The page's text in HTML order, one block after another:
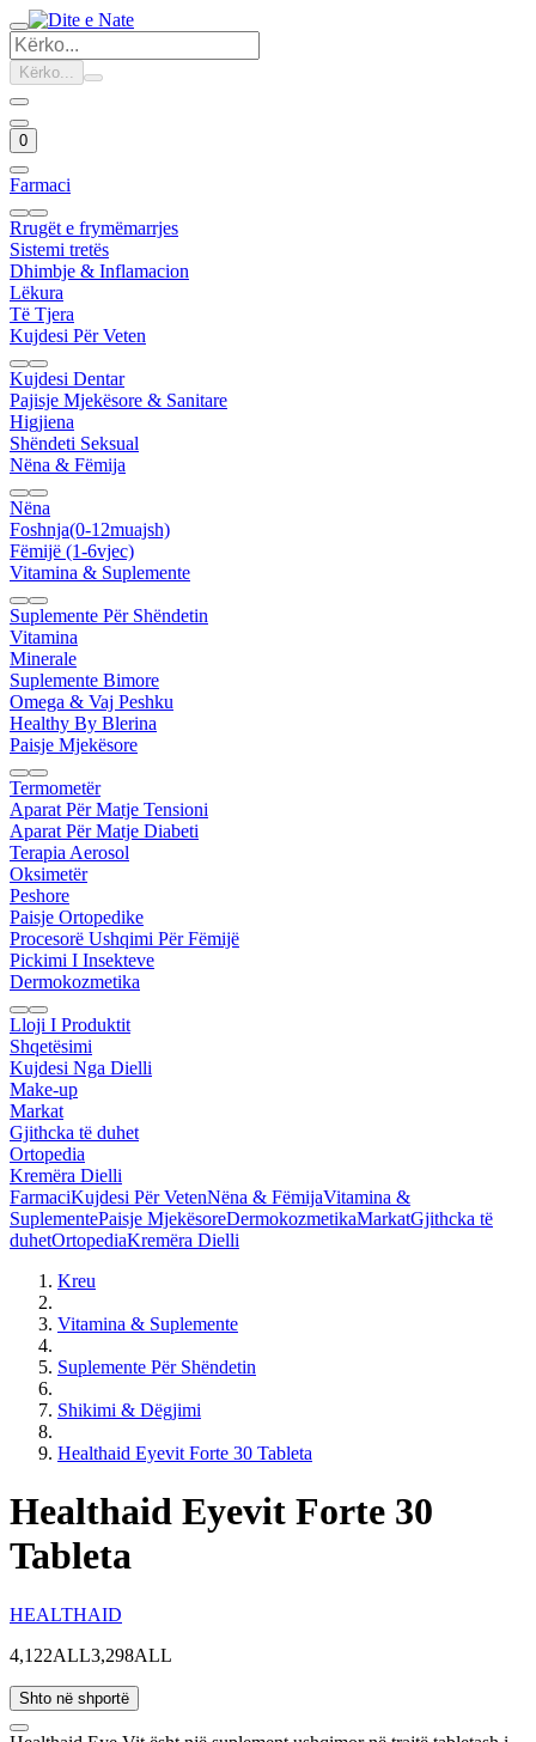
Kërko...
0
Farmaci
Rrugët e frymëmarrjes
Sistemi tretës
Dhimbje & Inflamacion
Lëkura
Të Tjera
Kujdesi Për Veten
Kujdesi Dentar
Pajisje Mjekësore & Sanitare
Higjiena
Shëndeti Seksual
Nëna & Fëmija
Nëna
Foshnja(0-12muajsh)
Fëmijë (1-6vjec)
Vitamina & Suplemente
Suplemente Për Shëndetin
Vitamina
Minerale
Suplemente Bimore
Omega & Vaj Peshku
Healthy By Blerina
Paisje Mjekësore
Termometër
Aparat Për Matje Tensioni
Aparat Për Matje Diabeti
Terapia Aerosol
Oksimetër
Peshore
Paisje Ortopedike
Procesorë Ushqimi Për Fëmijë
Pickimi I Insekteve
Dermokozmetika
Lloji I Produktit
Shqetësimi
Kujdesi Nga Dielli
Make-up
Markat
Gjithcka të duhet
Ortopedia
Kremëra Dielli
FarmaciKujdesi Për VetenNëna & FëmijaVitamina &
SuplementePaisje MjekësoreDermokozmetikaMarkatGjithcka të
duhetOrtopediaKremëra Dielli
Kreu
Vitamina & Suplemente
Suplemente Për Shëndetin
Shikimi & Dëgjimi
Healthaid Eyevit Forte 30 Tableta
Healthaid Eyevit Forte 30
Tableta
HEALTHAID
4,122ALL3,298ALL
Shto në shportë